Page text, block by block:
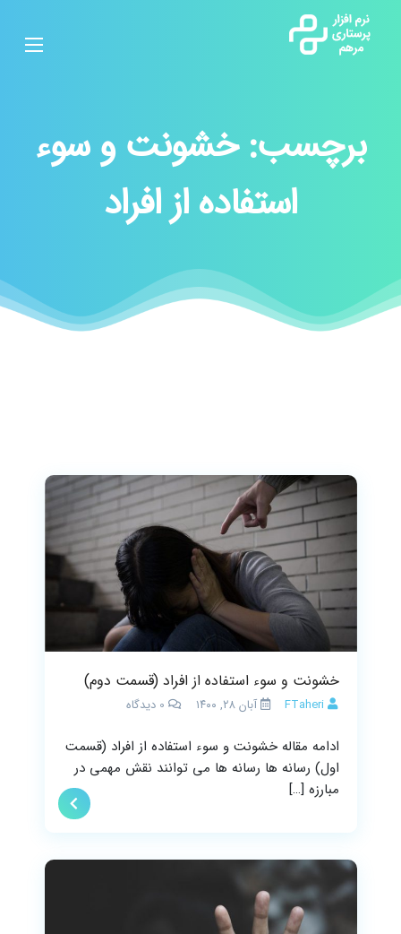
برچسب:خشونت و سوء
استفاده از افراد
خشونت و سوء استفاده از افراد (قسمت دوم)
FTaheri آبان ۲۸, ۱۴۰۰ 0 دیدگاه
ادامه مقاله خشونت و سوء استفاده از افراد (قسمت
اول) رسانه ها رسانه ها می توانند نقش مهمی در
مبارزه […]